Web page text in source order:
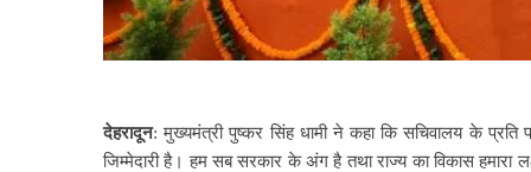
देहरादून: मुख्यमंत्री पुष्कर सिंह धामी ने कहा कि सचिवालय के प्रति
जिम्मेदारी है। हम सब सरकार के अंग है तथा राज्य का विकास